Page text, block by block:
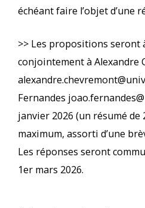
échéant faire l’objet d’une
>> Les propositions seront
conjointement à Alexandre
Fernandes
janvier 2026 (un résumé de
maximum, assorti d’une
Les réponses seront
1er mars 2026.